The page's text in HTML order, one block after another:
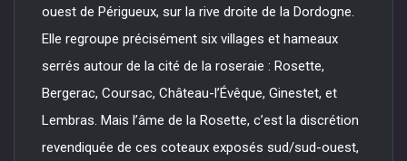
ouest de Périgueux, sur la rive droite de la Dordogne.
Elle regroupe précisément six villages et hameaux
serrés autour de la cité de la roseraie : Rosette,
Bergerac, Coursac, Château-l’Évêque, Ginestet, et
Lembras. Mais l’âme de la Rosette, c’est la discrétion
revendiquée de ces coteaux exposés sud/sud-ouest,